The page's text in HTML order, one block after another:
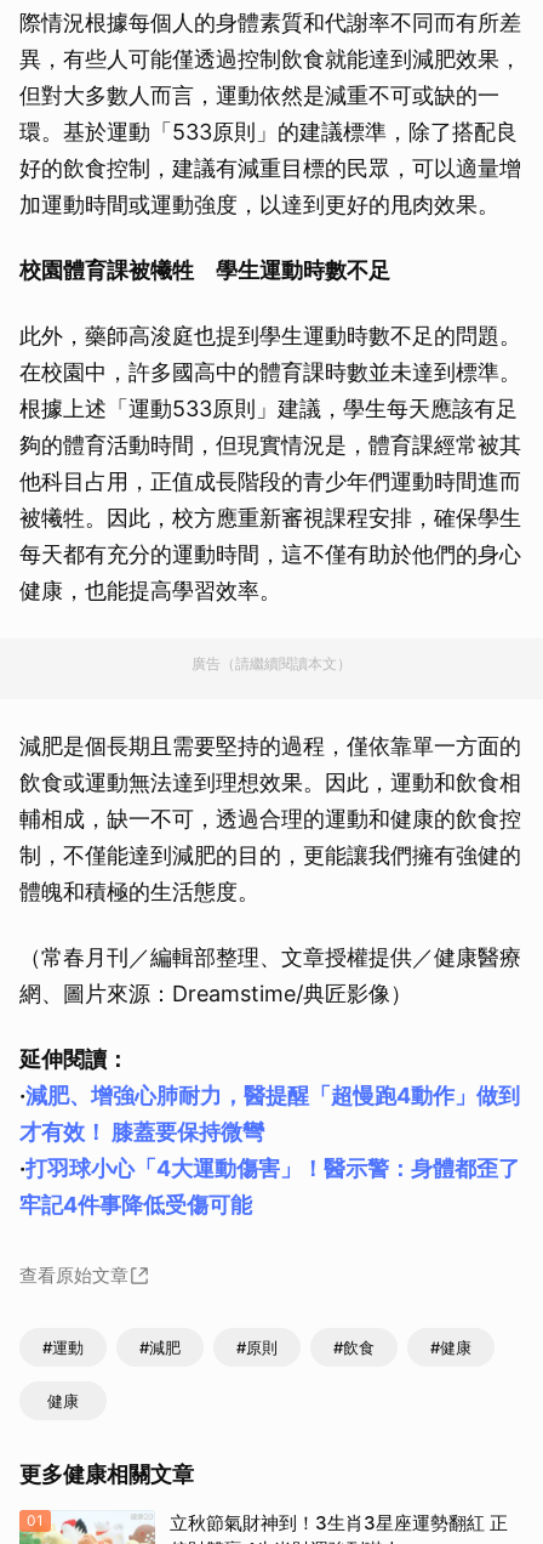
際情況根據每個人的身體素質和代謝率不同而有所差
異，有些人可能僅透過控制飲食就能達到減肥效果，
但對大多數人而言，運動依然是減重不可或缺的一
環。基於運動「533原則」的建議標準，除了搭配良
好的飲食控制，建議有減重目標的民眾，可以適量增
加運動時間或運動強度，以達到更好的甩肉效果。
校園體育課被犧牲 學生運動時數不足
此外，藥師高浚庭也提到學生運動時數不足的問題。
在校園中，許多國高中的體育課時數並未達到標準。
根據上述「運動533原則」建議，學生每天應該有足
夠的體育活動時間，但現實情況是，體育課經常被其
他科目占用，正值成長階段的青少年們運動時間進而
被犧牲。因此，校方應重新審視課程安排，確保學生
每天都有充分的運動時間，這不僅有助於他們的身心
健康，也能提高學習效率。
廣告（請繼續閱讀本文）
減肥是個長期且需要堅持的過程，僅依靠單一方面的
飲食或運動無法達到理想效果。因此，運動和飲食相
輔相成，缺一不可，透過合理的運動和健康的飲食控
制，不僅能達到減肥的目的，更能讓我們擁有強健的
體魄和積極的生活態度。
（常春月刊／編輯部整理、文章授權提供／健康醫療
網、圖片來源：Dreamstime/典匠影像）
延伸閱讀：
·減肥、增強心肺耐力，醫提醒「超慢跑4動作」做到
才有效！ 膝蓋要保持微彎
·打羽球小心「4大運動傷害」！醫示警：身體都歪了
牢記4件事降低受傷可能
查看原始文章
#運動 #減肥 #原則 #飲食 #健康
健康
更多健康相關文章
01
立秋節氣財神到！3生肖3星座運勢翻紅 正